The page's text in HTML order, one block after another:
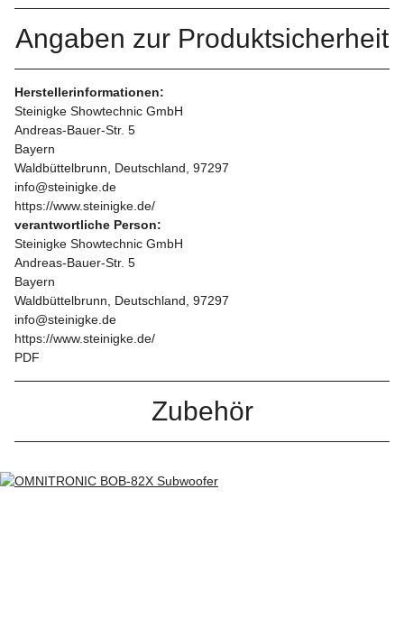
Angaben zur Produktsicherheit
Herstellerinformationen:
Steinigke Showtechnic GmbH
Andreas-Bauer-Str. 5
Bayern
Waldbüttelbrunn, Deutschland, 97297
info@steinigke.de
https://www.steinigke.de/
verantwortliche Person:
Steinigke Showtechnic GmbH
Andreas-Bauer-Str. 5
Bayern
Waldbüttelbrunn, Deutschland, 97297
info@steinigke.de
https://www.steinigke.de/
PDF
Zubehör